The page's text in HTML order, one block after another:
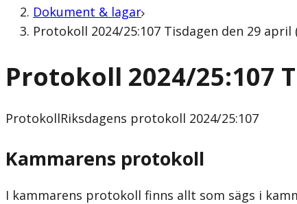
Dokument & lagar
Protokoll 2024/25:107 Tisdagen den 29
Protokoll 2024/25:107
ProtokollRiksdagens protokoll 2024/25:107
Kammarens protokoll
I kammarens protokoll finns allt som sägs i